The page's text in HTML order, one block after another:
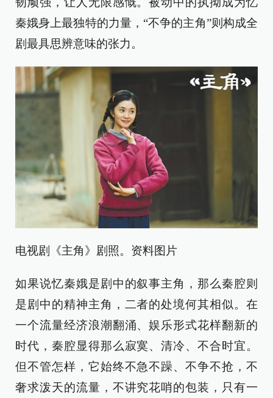
秦娥身上最独特的力量，“不争的主角”则构成全
剧最具思辨意味的张力。
电视剧《主角》剧照。资料图片
如果说忆秦娥是剧中的叙事主角，那么秦腔则
是剧中的精神主角，二者的处境何其相似。在
一个流量经济浪潮翻涌、娱乐形式花样翻新的
时代，秦腔显得那么寂寞、清冷、不合时宜。
但不管怎样，它始终不急不躁、不争不抢，不
奢求泼天的流量，不讲究花哨的包装，只有一